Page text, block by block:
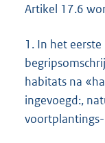
Artikel 17.6
1. In het
habitats na
ingevoegd:,